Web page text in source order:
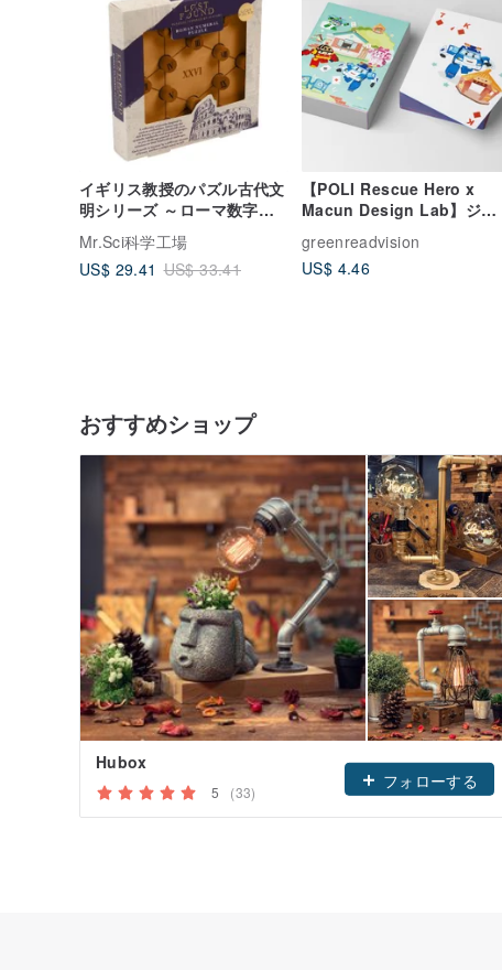
イギリス教授のパズル古代文
明シリーズ ～ローマ数字へ
の挑戦～
Mr.Sci科学工場
US$ 29.41 US$ 33.41
【POLI Rescue Hero x
Macun Design Lab】ジョ
greenreadvision
US$ 4.46
おすすめショップ
Hubox
5 (33)
フォローする